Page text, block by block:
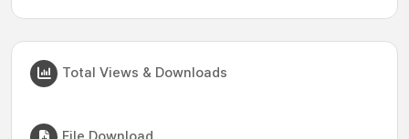
Total Views & Downloads